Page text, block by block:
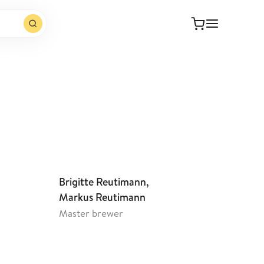
Brigitte Reutimann,
Markus Reutimann
Master brewer